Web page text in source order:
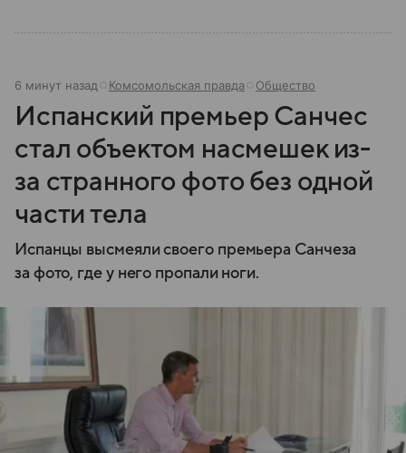
6 минут назад Комсомольская правда Общество
Испанский премьер Санчес
стал объектом насмешек из-
за странного фото без одной
части тела
Испанцы высмеяли своего премьера Санчеза
за фото, где у него пропали ноги.